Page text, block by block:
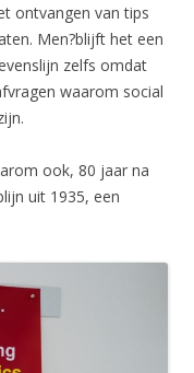
ontvangen van tips
Men?blijft het een
zelfs omdat
waarom social
ook, 80 jaar na
uit 1935, een